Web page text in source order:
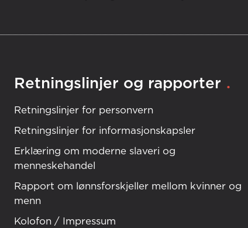
Retningslinjer og rapporter .
Retningslinjer for personvern
Retningslinjer for informasjonskapsler
Erklæring om moderne slaveri og
menneskehandel
Rapport om lønnsforskjeller mellom kvinner og
menn
Kolofon / Impressum